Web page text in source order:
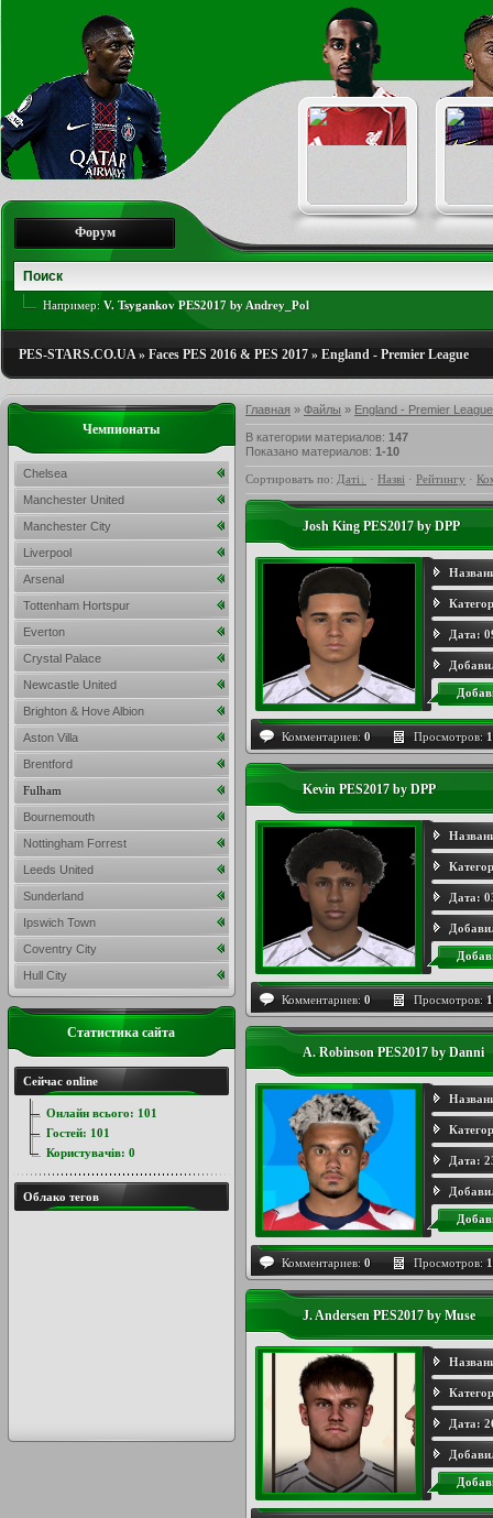
Форум
Например: V. Tsygankov PES2017 by Andrey_Pol
PES-STARS.CO.UA» Faces PES 2016 & PES 2017 » England - Premier League
Главная » Файлы » England - Premier League
В категории материалов: 147
Показано материалов: 1-10
Сортировать по: Даті · Назві · Рейтингу ·
Josh King PES2017 by DPP
Дата:
Комментариев: 0 Просмотров:
Kevin PES2017 by DPP
Дата:
Комментариев: 0 Просмотров:
A. Robinson PES2017 by Danni
Дата:
Комментариев: 0 Просмотров:
J. Andersen PES2017 by Muse
Дата:
Чемпионаты
Chelsea
Manchester United
Manchester City
Liverpool
Arsenal
Tottenham Hortspur
Everton
Crystal Palace
Newcastle United
Brighton & Hove Albion
Aston Villa
Brentford
Fulham
Bournemouth
Nottingham Forrest
Leeds United
Sunderland
Ipswich Town
Coventry City
Hull City
Статистика сайта
Сейчас online
Онлайн всього: 101
Гостей: 101
Користувачів: 0
Облако тегов